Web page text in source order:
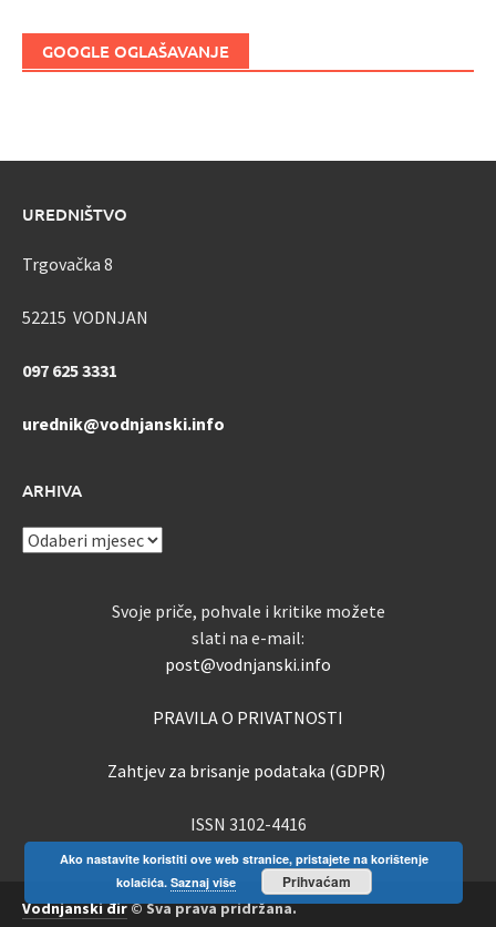
GOOGLE OGLAŠAVANJE
UREDNIŠTVO
Trgovačka 8
52215 VODNJAN
097 625 3331
urednik@vodnjanski.info
ARHIVA
ARHIVA
Svoje priče, pohvale i kritike možete
slati na e-mail:
post@vodnjanski.info
PRAVILA O PRIVATNOSTI
Zahtjev za brisanje podataka (GDPR)
ISSN 3102-4416
Vodnjanski đir© Sva prava pridržana.
Ako nastavite koristiti ove web stranice, pristajete na korištenje
kolačića. Saznaj više Prihvaćam